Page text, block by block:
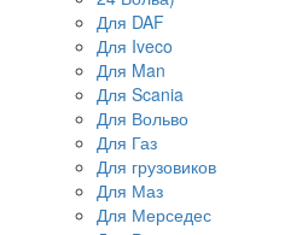
Для DAF
Для Iveco
Для Man
Для Scania
Для Вольво
Для Газ
Для грузовиков
Для Маз
Для Мерседес